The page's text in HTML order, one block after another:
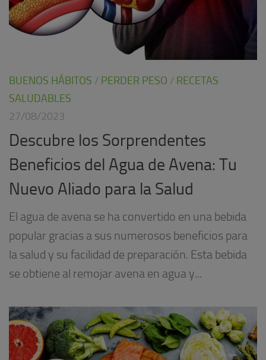
BUENOS HÁBITOS / PERDER PESO / RECETAS
SALUDABLES
27/08/2023
Descubre los Sorprendentes
Beneficios del Agua de Avena: Tu
Nuevo Aliado para la Salud
El agua de avena se ha convertido en una bebida
popular gracias a sus numerosos beneficios para
la salud y su facilidad de preparación. Esta bebida
se obtiene al remojar avena en agua y...